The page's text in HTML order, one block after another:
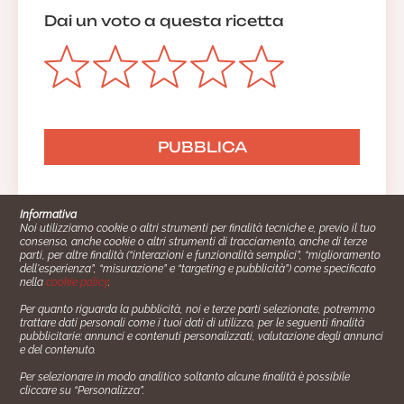
Dai un voto a questa ricetta
Cibi buonissimi
17/11/2021 14:25:03
Rispondi
La redazione
😃
Anonimo
01/11/2021 12:32:16
Cucinare.it è un marchio commerciale di Impiego24.it s.r.l.
copyright 2014 - 2024 P.IVA: 03406490130
Azienda certiﬁcata ISO 27001 numero: SNR 73140386/89/I
- Azienda certiﬁcata ISO 9001 numero: SNR
Informativa
Noi utilizziamo cookie o altri strumenti per finalità tecniche e, previo il tuo
consenso, anche cookie o altri strumenti di tracciamento, anche di terze
parti, per altre finalità (“interazioni e funzionalità semplici”, “miglioramento
dell'esperienza”, “misurazione” e “targeting e pubblicità”) come specificato
nellacookie policy.
Per quanto riguarda la pubblicità, noi e terze parti selezionate, potremmo
trattare dati personali come i tuoi dati di utilizzo, per le seguenti finalità
pubblicitarie: annunci e contenuti personalizzati, valutazione degli annunci
e del contenuto.
Per selezionare in modo analitico soltanto alcune finalità è possibile
cliccare su “Personalizza”.